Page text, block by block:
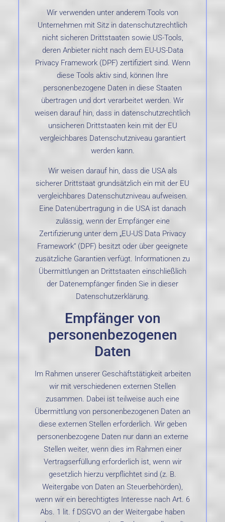
Wir verwenden unter anderem Tools von
Unternehmen mit Sitz in datenschutzrechtlich
nicht sicheren Drittstaaten sowie US-Tools,
deren Anbieter nicht nach dem EU-US-Data
Privacy Framework (DPF) zertifiziert sind. Wenn
diese Tools aktiv sind, können Ihre
personenbezogene Daten in diese Staaten
übertragen und dort verarbeitet werden. Wir
weisen darauf hin, dass in datenschutzrechtlich
unsicheren Drittstaaten kein mit der EU
vergleichbares Datenschutzniveau garantiert
werden kann.
Wir weisen darauf hin, dass die USA als
sicherer Drittstaat grundsätzlich ein mit der EU
vergleichbares Datenschutzniveau aufweisen.
Eine Datenübertragung in die USA ist danach
zulässig, wenn der Empfänger eine
Zertifizierung unter dem „EU-US Data Privacy
Framework“ (DPF) besitzt oder über geeignete
zusätzliche Garantien verfügt. Informationen zu
Übermittlungen an Drittstaaten einschließlich
der Datenempfänger finden Sie in dieser
Datenschutzerklärung.
Empfänger von
personenbezogenen
Daten
Im Rahmen unserer Geschäftstätigkeit arbeiten
wir mit verschiedenen externen Stellen
zusammen. Dabei ist teilweise auch eine
Übermittlung von personenbezogenen Daten an
diese externen Stellen erforderlich. Wir geben
personenbezogene Daten nur dann an externe
Stellen weiter, wenn dies im Rahmen einer
Vertragserfüllung erforderlich ist, wenn wir
gesetzlich hierzu verpflichtet sind (z. B.
Weitergabe von Daten an Steuerbehörden),
wenn wir ein berechtigtes Interesse nach Art. 6
Abs. 1 lit. f DSGVO an der Weitergabe haben